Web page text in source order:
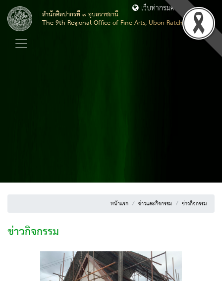
สำนักศิลปากรที่ ๙ อุบลราชธานี
The 9th Regional Office of Fine Arts, Ubon Ratchathani
เว็บท่ากรมศิลปากร
หน้าแรก ข่าวและกิจกรรม ข่าวกิจกรรม
ข่าวกิจกรรม